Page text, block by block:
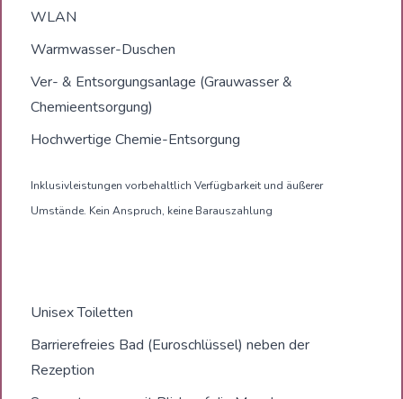
WLAN
Warmwasser-Duschen
Ver- & Entsorgungsanlage (Grauwasser &
Chemieentsorgung)
Hochwertige Chemie-Entsorgung
Inklusivleistungen vorbehaltlich Verfügbarkeit und äußerer
Umstände. Kein Anspruch, keine Barauszahlung
Unisex Toiletten
Barrierefreies Bad (Euroschlüssel) neben der
Rezeption